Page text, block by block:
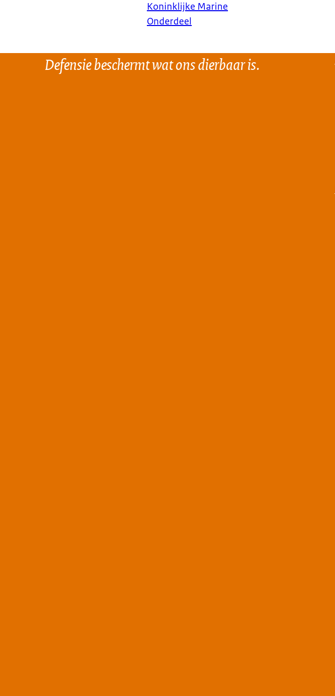
Koninklijke Marine
Onderdeel
Defensie beschermt wat ons dierbaar is.